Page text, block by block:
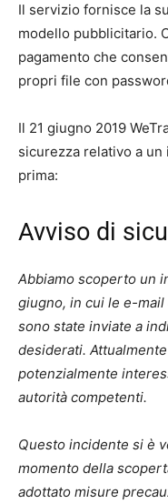
Il servizio fornisce la
modello pubblicitario.
pagamento che
propri file con
Il 21 giugno 2019
sicurezza relativo a
prima:
Avviso di
Abbiamo scoperto un
giugno, in cui le e-
sono state inviate a
desiderati.
potenzialmente
autorità competenti.
Questo incidente si è
momento della
adottato misure